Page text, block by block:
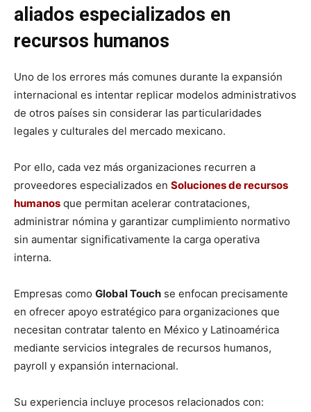
aliados especializados en
recursos humanos
Uno de los errores más comunes durante la expansión
internacional es intentar replicar modelos administrativos
de otros países sin considerar las particularidades
legales y culturales del mercado mexicano.
Por ello, cada vez más organizaciones recurren a
proveedores especializados en Soluciones de recursos
humanos que permitan acelerar contrataciones,
administrar nómina y garantizar cumplimiento normativo
sin aumentar significativamente la carga operativa
interna.
Empresas como Global Touch se enfocan precisamente
en ofrecer apoyo estratégico para organizaciones que
necesitan contratar talento en México y Latinoamérica
mediante servicios integrales de recursos humanos,
payroll y expansión internacional.
Su experiencia incluye procesos relacionados con: